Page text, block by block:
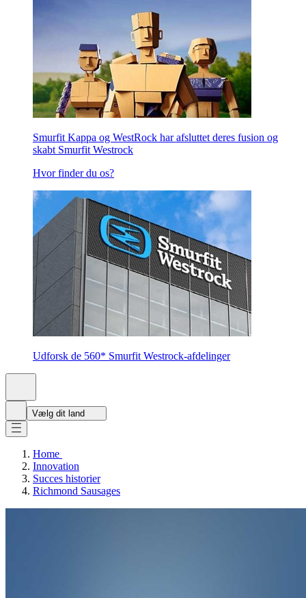
Smurfit Kappa og WestRock har afsluttet deres fusion og
skabt Smurfit Westrock
Hvor finder du os?
Udforsk de 560* Smurfit Westrock-afdelinger
Vælg dit land
Home
Innovation
Succes historier
Richmond Sausages